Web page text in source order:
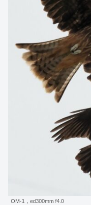
OM-1，ed300mm f4.0